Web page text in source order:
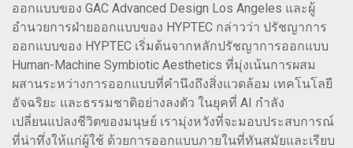
ออกแบบของ GAC Advanced Design Los Angeles และผู้
อำนวยการฝ่ายออกแบบของ HYPTEC กล่าวว่า ปรัชญาการ
ออกแบบของ HYPTEC เริ่มต้นจากหลักปรัชญาการออกแบบ
Human-Machine Symbiotic Aesthetics ที่มุ่งเน้นการผสม
ผสานระหว่างการออกแบบที่คำนึงถึงสิ่งแวดล้อม เทคโนโลยี
อัจฉริยะ และธรรมชาติอย่างลงตัว ในยุคที่ AI กำลัง
เปลี่ยนแปลงชีวิตของมนุษย์ เรามุ่งหวังที่จะมอบประสบการณ์
ที่น่าทึ่งให้แก่ผู้ใช้ ด้วยการออกแบบภายในที่ทันสมัยและเรียบ